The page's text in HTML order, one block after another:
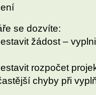
se dozvíte:
žádost –
rozpočet
chyby při